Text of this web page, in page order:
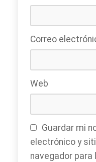
Correo
Web
Guardar mi
electrónico y
navegador para